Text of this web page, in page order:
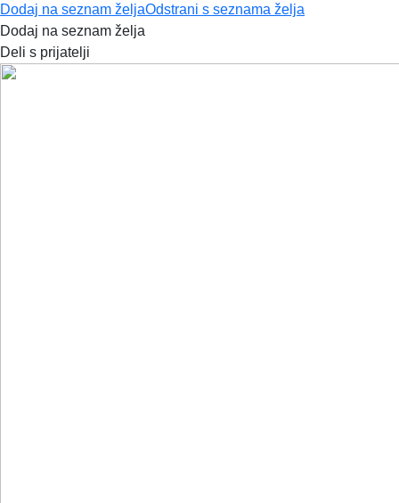
Dodaj na seznam željaOdstrani s seznama želja
Dodaj na seznam želja
Deli s prijatelji